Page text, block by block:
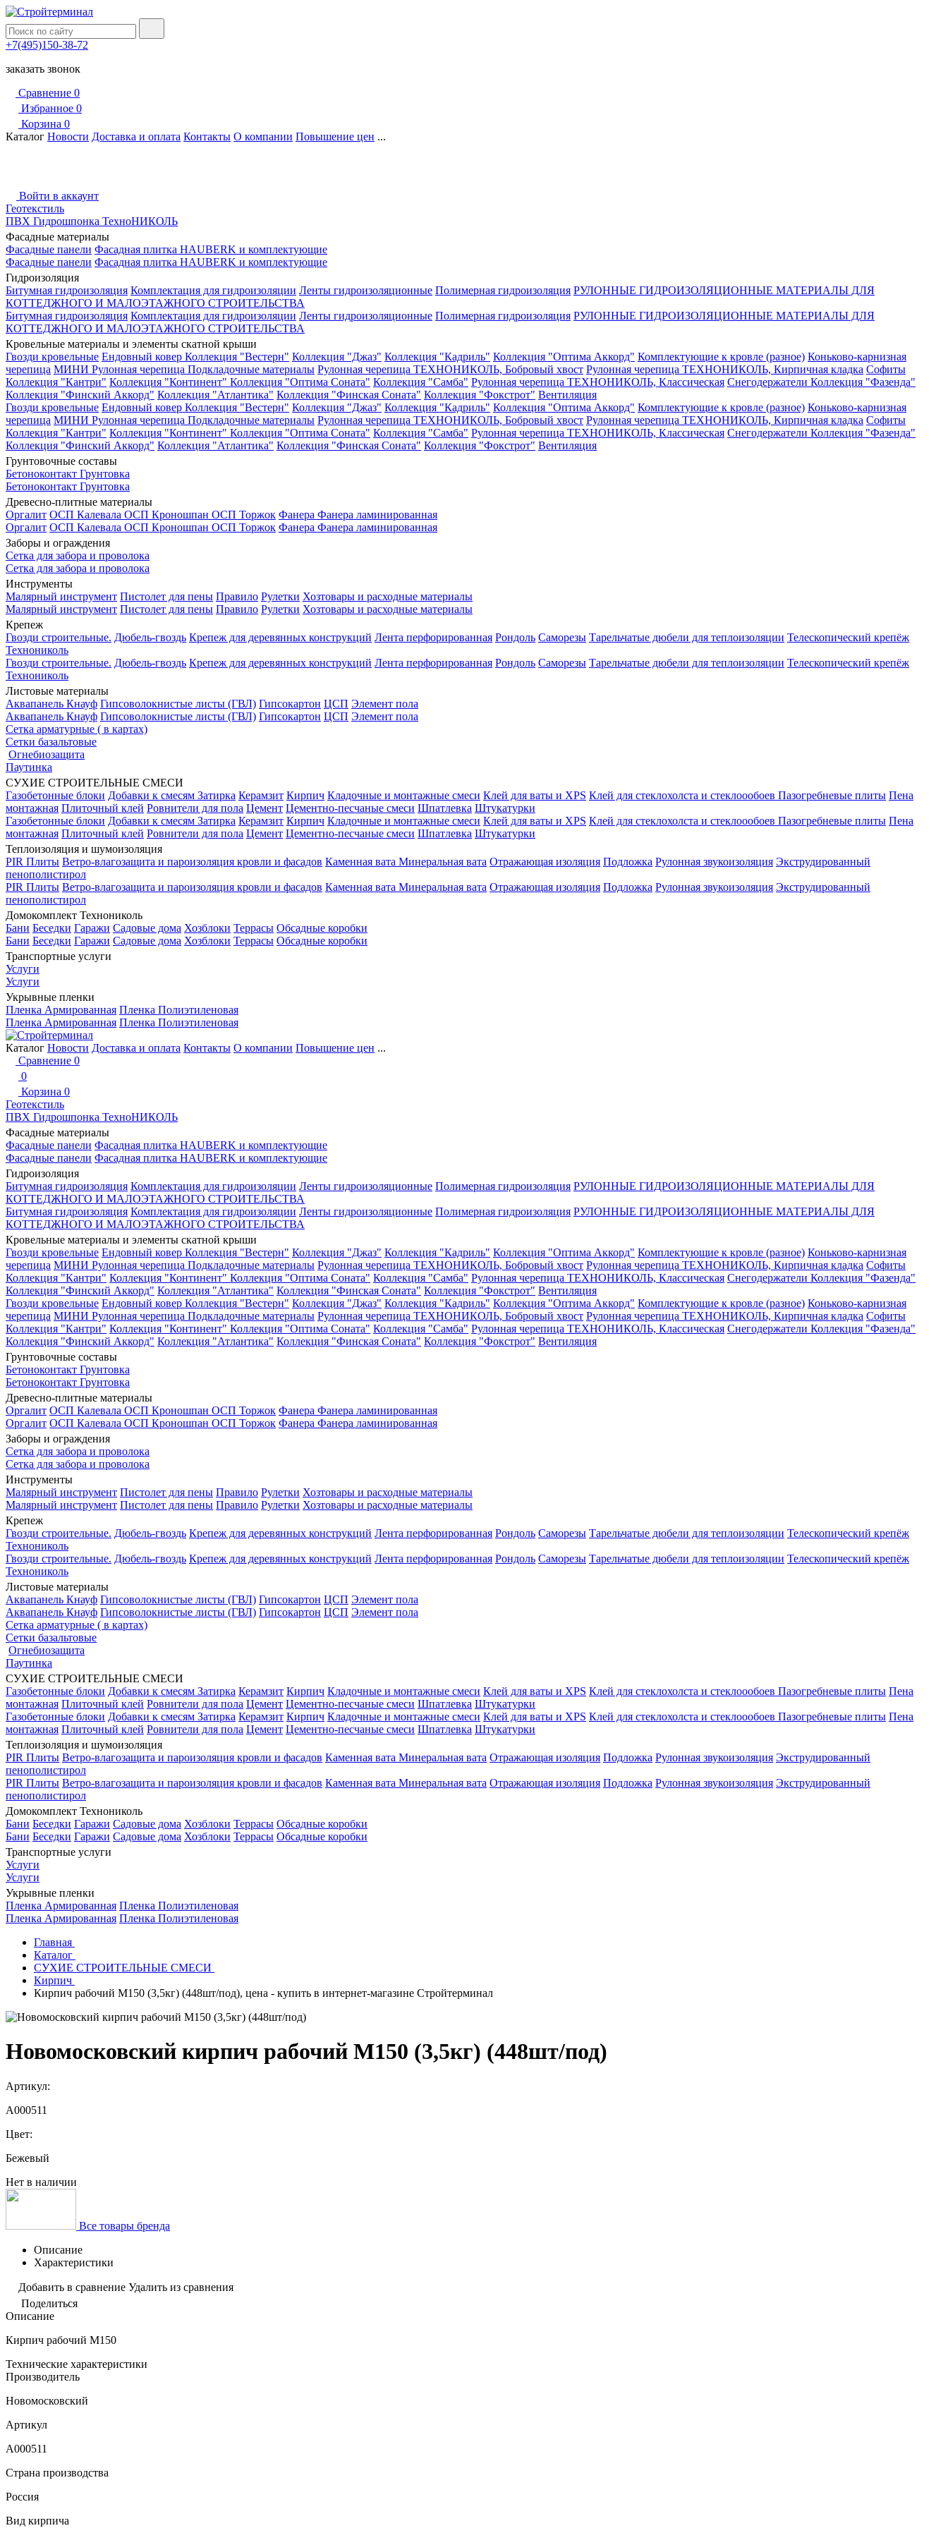
+7(495)150-38-72
заказать звонок
Сравнение 0
Избранное 0
Корзина 0
Каталог Новости Доставка и оплата Контакты О компании Повышение цен ...
Войти в аккаунт
Геотекстиль
ПВХ Гидрошпонка ТехноНИКОЛЬ
Фасадные материалы
Фасадные панели Фасадная плитка HAUBERK и комплектующие
Фасадные панели Фасадная плитка HAUBERK и комплектующие
Гидроизоляция
Битумная гидроизоляция Комплектация для гидроизоляции Ленты гидроизоляционные Полимерная гидроизоляция РУЛОННЫЕ ГИДРОИЗОЛЯЦИОННЫЕ МАТЕРИАЛЫ ДЛЯ
КОТТЕДЖНОГО И МАЛОЭТАЖНОГО СТРОИТЕЛЬСТВА
Битумная гидроизоляция Комплектация для гидроизоляции Ленты гидроизоляционные Полимерная гидроизоляция РУЛОННЫЕ ГИДРОИЗОЛЯЦИОННЫЕ МАТЕРИАЛЫ ДЛЯ
КОТТЕДЖНОГО И МАЛОЭТАЖНОГО СТРОИТЕЛЬСТВА
Кровельные материалы и элементы скатной крыши
Гвозди кровельные Ендовный ковер Коллекция "Вестерн" Коллекция "Джаз" Коллекция "Кадриль" Коллекция "Оптима Аккорд" Комплектующие к кровле (разное) Коньково-карнизная
черепица МИНИ Рулонная черепица Подкладочные материалы Рулонная черепица ТЕХНОНИКОЛЬ, Бобровый хвост Рулонная черепица ТЕХНОНИКОЛЬ, Кирпичная кладка Софиты
Коллекция "Кантри" Коллекция "Континент" Коллекция "Оптима Соната" Коллекция "Самба" Рулонная черепица ТЕХНОНИКОЛЬ, Классическая Снегодержатели Коллекция "Фазенда"
Коллекция "Финский Аккорд" Коллекция "Атлантика" Коллекция "Финская Соната" Коллекция "Фокстрот" Вентиляция
Гвозди кровельные Ендовный ковер Коллекция "Вестерн" Коллекция "Джаз" Коллекция "Кадриль" Коллекция "Оптима Аккорд" Комплектующие к кровле (разное) Коньково-карнизная
черепица МИНИ Рулонная черепица Подкладочные материалы Рулонная черепица ТЕХНОНИКОЛЬ, Бобровый хвост Рулонная черепица ТЕХНОНИКОЛЬ, Кирпичная кладка Софиты
Коллекция "Кантри" Коллекция "Континент" Коллекция "Оптима Соната" Коллекция "Самба" Рулонная черепица ТЕХНОНИКОЛЬ, Классическая Снегодержатели Коллекция "Фазенда"
Коллекция "Финский Аккорд" Коллекция "Атлантика" Коллекция "Финская Соната" Коллекция "Фокстрот" Вентиляция
Грунтовочные составы
Бетоноконтакт Грунтовка
Бетоноконтакт Грунтовка
Древесно-плитные материалы
Оргалит ОСП Калевала ОСП Кроношпан ОСП Торжок Фанера Фанера ламинированная
Оргалит ОСП Калевала ОСП Кроношпан ОСП Торжок Фанера Фанера ламинированная
Заборы и ограждения
Сетка для забора и проволока
Сетка для забора и проволока
Инструменты
Малярный инструмент Пистолет для пены Правило Рулетки Хозтовары и расходные материалы
Малярный инструмент Пистолет для пены Правило Рулетки Хозтовары и расходные материалы
Крепеж
Гвозди строительные. Дюбель-гвоздь Крепеж для деревянных конструкций Лента перфорированная Рондоль Саморезы Тарельчатые дюбели для теплоизоляции Телескопический крепёж
Технониколь
Гвозди строительные. Дюбель-гвоздь Крепеж для деревянных конструкций Лента перфорированная Рондоль Саморезы Тарельчатые дюбели для теплоизоляции Телескопический крепёж
Технониколь
Листовые материалы
Аквапанель Кнауф Гипсоволокнистые листы (ГВЛ) Гипсокартон ЦСП Элемент пола
Аквапанель Кнауф Гипсоволокнистые листы (ГВЛ) Гипсокартон ЦСП Элемент пола
Сетка арматурные ( в картах)
Сетки базальтовые
Огнебиозащита
Паутинка
СУХИЕ СТРОИТЕЛЬНЫЕ СМЕСИ
Газобетонные блоки Добавки к смесям Затирка Керамзит Кирпич Кладочные и монтажные смеси Клей для ваты и XPS Клей для стеклохолста и стеклоообоев Пазогребневые плиты Пена
монтажная Плиточный клей Ровнители для пола Цемент Цементно-песчаные смеси Шпатлевка Штукатурки
Газобетонные блоки Добавки к смесям Затирка Керамзит Кирпич Кладочные и монтажные смеси Клей для ваты и XPS Клей для стеклохолста и стеклоообоев Пазогребневые плиты Пена
монтажная Плиточный клей Ровнители для пола Цемент Цементно-песчаные смеси Шпатлевка Штукатурки
Теплоизоляция и шумоизоляция
PIR Плиты Ветро-влагозащита и пароизоляция кровли и фасадов Каменная вата Минеральная вата Отражающая изоляция Подложка Рулонная звукоизоляция Экструдированный
пенополистирол
PIR Плиты Ветро-влагозащита и пароизоляция кровли и фасадов Каменная вата Минеральная вата Отражающая изоляция Подложка Рулонная звукоизоляция Экструдированный
пенополистирол
Домокомплект Технониколь
Бани Беседки Гаражи Садовые дома Хозблоки Террасы Обсадные коробки
Бани Беседки Гаражи Садовые дома Хозблоки Террасы Обсадные коробки
Транспортные услуги
Услуги
Услуги
Укрывные пленки
Пленка Армированная Пленка Полиэтиленовая
Пленка Армированная Пленка Полиэтиленовая
Каталог Новости Доставка и оплата Контакты О компании Повышение цен ...
Сравнение 0
0
Корзина 0
Геотекстиль
ПВХ Гидрошпонка ТехноНИКОЛЬ
Фасадные материалы
Фасадные панели Фасадная плитка HAUBERK и комплектующие
Фасадные панели Фасадная плитка HAUBERK и комплектующие
Гидроизоляция
Битумная гидроизоляция Комплектация для гидроизоляции Ленты гидроизоляционные Полимерная гидроизоляция РУЛОННЫЕ ГИДРОИЗОЛЯЦИОННЫЕ МАТЕРИАЛЫ ДЛЯ
КОТТЕДЖНОГО И МАЛОЭТАЖНОГО СТРОИТЕЛЬСТВА
Битумная гидроизоляция Комплектация для гидроизоляции Ленты гидроизоляционные Полимерная гидроизоляция РУЛОННЫЕ ГИДРОИЗОЛЯЦИОННЫЕ МАТЕРИАЛЫ ДЛЯ
КОТТЕДЖНОГО И МАЛОЭТАЖНОГО СТРОИТЕЛЬСТВА
Кровельные материалы и элементы скатной крыши
Гвозди кровельные Ендовный ковер Коллекция "Вестерн" Коллекция "Джаз" Коллекция "Кадриль" Коллекция "Оптима Аккорд" Комплектующие к кровле (разное) Коньково-карнизная
черепица МИНИ Рулонная черепица Подкладочные материалы Рулонная черепица ТЕХНОНИКОЛЬ, Бобровый хвост Рулонная черепица ТЕХНОНИКОЛЬ, Кирпичная кладка Софиты
Коллекция "Кантри" Коллекция "Континент" Коллекция "Оптима Соната" Коллекция "Самба" Рулонная черепица ТЕХНОНИКОЛЬ, Классическая Снегодержатели Коллекция "Фазенда"
Коллекция "Финский Аккорд" Коллекция "Атлантика" Коллекция "Финская Соната" Коллекция "Фокстрот" Вентиляция
Гвозди кровельные Ендовный ковер Коллекция "Вестерн" Коллекция "Джаз" Коллекция "Кадриль" Коллекция "Оптима Аккорд" Комплектующие к кровле (разное) Коньково-карнизная
черепица МИНИ Рулонная черепица Подкладочные материалы Рулонная черепица ТЕХНОНИКОЛЬ, Бобровый хвост Рулонная черепица ТЕХНОНИКОЛЬ, Кирпичная кладка Софиты
Коллекция "Кантри" Коллекция "Континент" Коллекция "Оптима Соната" Коллекция "Самба" Рулонная черепица ТЕХНОНИКОЛЬ, Классическая Снегодержатели Коллекция "Фазенда"
Коллекция "Финский Аккорд" Коллекция "Атлантика" Коллекция "Финская Соната" Коллекция "Фокстрот" Вентиляция
Грунтовочные составы
Бетоноконтакт Грунтовка
Бетоноконтакт Грунтовка
Древесно-плитные материалы
Оргалит ОСП Калевала ОСП Кроношпан ОСП Торжок Фанера Фанера ламинированная
Оргалит ОСП Калевала ОСП Кроношпан ОСП Торжок Фанера Фанера ламинированная
Заборы и ограждения
Сетка для забора и проволока
Сетка для забора и проволока
Инструменты
Малярный инструмент Пистолет для пены Правило Рулетки Хозтовары и расходные материалы
Малярный инструмент Пистолет для пены Правило Рулетки Хозтовары и расходные материалы
Крепеж
Гвозди строительные. Дюбель-гвоздь Крепеж для деревянных конструкций Лента перфорированная Рондоль Саморезы Тарельчатые дюбели для теплоизоляции Телескопический крепёж
Технониколь
Гвозди строительные. Дюбель-гвоздь Крепеж для деревянных конструкций Лента перфорированная Рондоль Саморезы Тарельчатые дюбели для теплоизоляции Телескопический крепёж
Технониколь
Листовые материалы
Аквапанель Кнауф Гипсоволокнистые листы (ГВЛ) Гипсокартон ЦСП Элемент пола
Аквапанель Кнауф Гипсоволокнистые листы (ГВЛ) Гипсокартон ЦСП Элемент пола
Сетка арматурные ( в картах)
Сетки базальтовые
Огнебиозащита
Паутинка
СУХИЕ СТРОИТЕЛЬНЫЕ СМЕСИ
Газобетонные блоки Добавки к смесям Затирка Керамзит Кирпич Кладочные и монтажные смеси Клей для ваты и XPS Клей для стеклохолста и стеклоообоев Пазогребневые плиты Пена
монтажная Плиточный клей Ровнители для пола Цемент Цементно-песчаные смеси Шпатлевка Штукатурки
Газобетонные блоки Добавки к смесям Затирка Керамзит Кирпич Кладочные и монтажные смеси Клей для ваты и XPS Клей для стеклохолста и стеклоообоев Пазогребневые плиты Пена
монтажная Плиточный клей Ровнители для пола Цемент Цементно-песчаные смеси Шпатлевка Штукатурки
Теплоизоляция и шумоизоляция
PIR Плиты Ветро-влагозащита и пароизоляция кровли и фасадов Каменная вата Минеральная вата Отражающая изоляция Подложка Рулонная звукоизоляция Экструдированный
пенополистирол
PIR Плиты Ветро-влагозащита и пароизоляция кровли и фасадов Каменная вата Минеральная вата Отражающая изоляция Подложка Рулонная звукоизоляция Экструдированный
пенополистирол
Домокомплект Технониколь
Бани Беседки Гаражи Садовые дома Хозблоки Террасы Обсадные коробки
Бани Беседки Гаражи Садовые дома Хозблоки Террасы Обсадные коробки
Транспортные услуги
Услуги
Услуги
Укрывные пленки
Пленка Армированная Пленка Полиэтиленовая
Пленка Армированная Пленка Полиэтиленовая
Главная
Каталог
СУХИЕ СТРОИТЕЛЬНЫЕ СМЕСИ
Кирпич
Кирпич рабочий М150 (3,5кг) (448шт/под), цена - купить в интернет-магазине Стройтерминал
Новомосковский кирпич рабочий М150 (3,5кг) (448шт/под)
Артикул:
A000511
Цвет:
Бежевый
Нет в наличии
Все товары бренда
Описание
Характеристики
Добавить в сравнение Удалить из сравнения
Поделиться
Описание
Кирпич рабочий М150
Технические характеристики
Производитель
Новомосковский
Артикул
A000511
Страна производства
Россия
Вид кирпича